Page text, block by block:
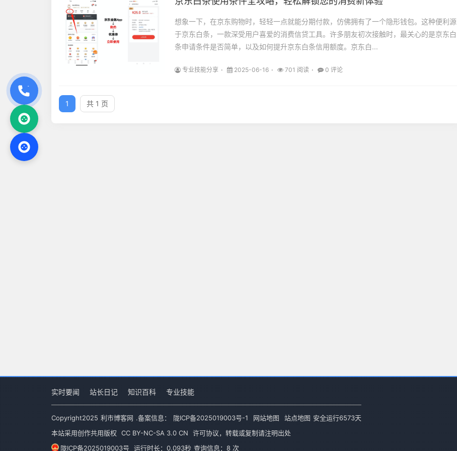
想象一下，在京东购物时，轻轻一点就能分期付款，仿佛拥有了一个隐形钱包。这种便利源
于京东白条，一款深受用户喜爱的消费信贷工具。许多朋友初次接触时，最关心的是京东白
条申请条件是否简单，以及如何提升京东白条信用额度。京东白...
专业技能分享 2025-06-16 701 阅读 0 评论
1 共 1 页
实时要闻 站长日记 知识百科 专业技能
Copyright2025 利市博客网 .备案信息： 陇ICP备2025019003号-1 网站地图 站点地图 安全运行6573天
本站采用创作共用版权 CC BY-NC-SA 3.0 CN 许可协议，转载或复制请注明出处
陇ICP备2025019003号 运行时长：0.093秒 查询信息：8 次